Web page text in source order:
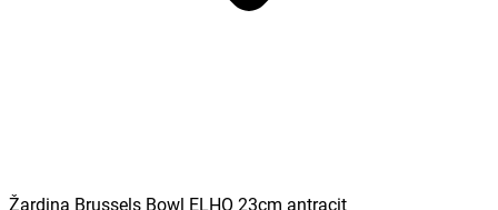
Žardina Brussels Bowl ELHO 23cm antracit